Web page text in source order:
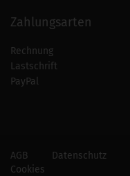
Zahlungsarten
Rechnung
Lastschrift
PayPal
AGB Datenschutz
Cookies